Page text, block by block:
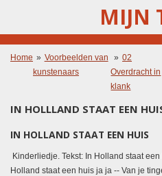
de
hoofdinhoud
MIJN
Home » Voorbeelden van
kunstenaars
» 02
Overdracht in
klank
IN HOLLLAND STAAT EEN
IN HOLLAND STAAT EEN HUIS
Kinderliedje. Tekst: In Holland staat een
Holland staat een huis ja ja -- Van je